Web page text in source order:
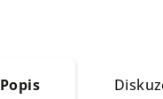
Popis